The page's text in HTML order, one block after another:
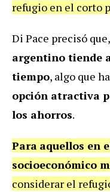
refugio en el corto
Di Pace precisó
argentino tiende
tiempo, algo que
opción atractiva
los ahorros.
Para aquellos en
socioeconómico
considerar el